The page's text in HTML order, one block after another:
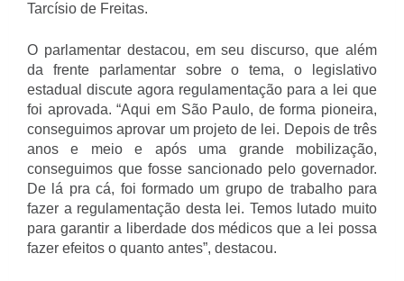
Tarcísio de Freitas.
O parlamentar destacou, em seu discurso, que além
da frente parlamentar sobre o tema, o legislativo
estadual discute agora regulamentação para a lei que
foi aprovada. “Aqui em São Paulo, de forma pioneira,
conseguimos aprovar um projeto de lei. Depois de três
anos e meio e após uma grande mobilização,
conseguimos que fosse sancionado pelo governador.
De lá pra cá, foi formado um grupo de trabalho para
fazer a regulamentação desta lei. Temos lutado muito
para garantir a liberdade dos médicos que a lei possa
fazer efeitos o quanto antes”, destacou.